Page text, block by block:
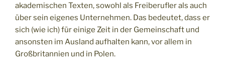
akademischen Texten, sowohl als Freiberufler als auch
über sein eigenes Unternehmen. Das bedeutet, dass er
sich (wie ich) für einige Zeit in der Gemeinschaft und
ansonsten im Ausland aufhalten kann, vor allem in
Großbritannien und in Polen.